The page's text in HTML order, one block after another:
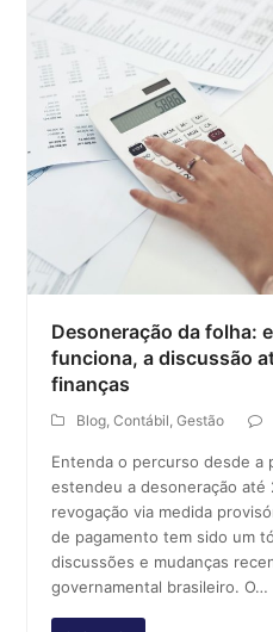
Desoneração da folha:
funciona, a discussão
finanças
Blog,Contábil,Gestão
Entenda o percurso desde a
estendeu a desoneração até
revogação via medida
de pagamento tem sido um
discussões e mudanças
governamental brasileiro. O…